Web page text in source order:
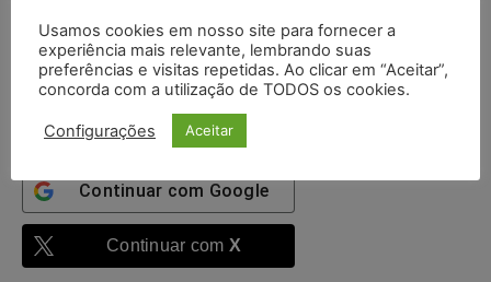
Mantenha-me
autenticado
Entrar
Continuar com Google
Continuar com X
Usamos cookies em nosso site para fornecer a
experiência mais relevante, lembrando suas
preferências e visitas repetidas. Ao clicar em “Aceitar”,
concorda com a utilização de TODOS os cookies.
Configurações Aceitar